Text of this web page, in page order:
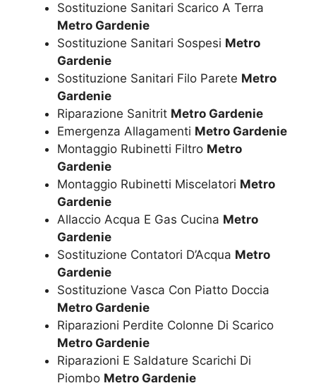
Sostituzione Sanitari Scarico A Terra
Metro Gardenie
Sostituzione Sanitari Sospesi Metro
Gardenie
Sostituzione Sanitari Filo Parete Metro
Gardenie
Riparazione Sanitrit Metro Gardenie
Emergenza Allagamenti Metro Gardenie
Montaggio Rubinetti Filtro Metro
Gardenie
Montaggio Rubinetti Miscelatori Metro
Gardenie
Allaccio Acqua E Gas Cucina Metro
Gardenie
Sostituzione Contatori D’Acqua Metro
Gardenie
Sostituzione Vasca Con Piatto Doccia
Metro Gardenie
Riparazioni Perdite Colonne Di Scarico
Metro Gardenie
Riparazioni E Saldature Scarichi Di
Piombo Metro Gardenie